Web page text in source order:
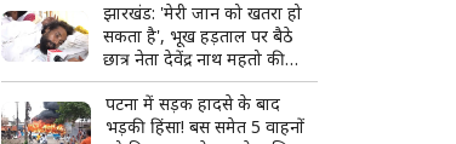
झारखंड: 'मेरी जान को खतरा हो
सकता है', भूख हड़ताल पर बैठे
छात्र नेता देवेंद्र नाथ महतो की
बिगड़ी हालत, अस्पताल में भर्ती
पटना में सड़क हादसे के बाद
भड़की हिंसा! बस समेत 5 वाहनों